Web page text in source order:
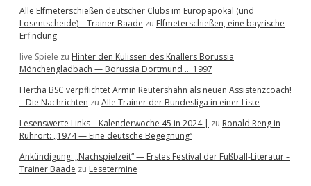
Alle Elfmeterschießen deutscher Clubs im Europapokal (und
Losentscheide) – Trainer Baade zu Elfmeterschießen, eine bayrische
Erfindung
live Spiele zu Hinter den Kulissen des Knallers Borussia
Mönchengladbach — Borussia Dortmund … 1997
Hertha BSC verpflichtet Armin Reutershahn als neuen Assistenzcoach!
– Die Nachrichten zu Alle Trainer der Bundesliga in einer Liste
Lesenswerte Links – Kalenderwoche 45 in 2024 | zu Ronald Reng in
Ruhrort: „1974 — Eine deutsche Begegnung“
Ankündigung: „Nachspielzeit“ — Erstes Festival der Fußball-Literatur –
Trainer Baade zu Lesetermine